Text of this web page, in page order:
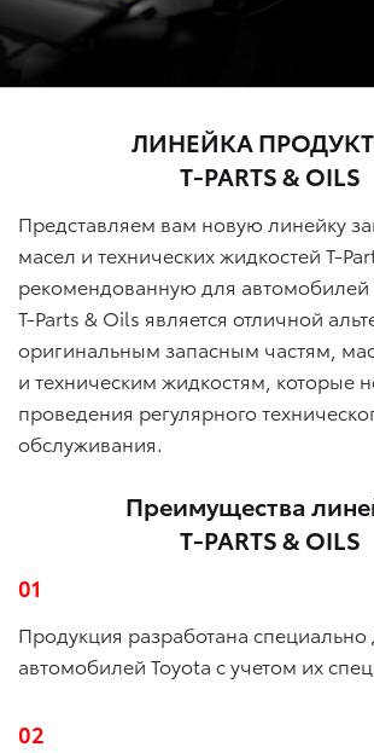
ЛИНЕЙКА
T-PARTS & OILS
Представляем вам новую линейку
масел и технических жидкостей T-
рекомендованную для автомобилей
T-Parts & Oils является отличной
оригинальным запасным частям,
и техническим жидкостям, которые
проведения регулярного
обслуживания.
Преимущества
T-PARTS & OILS
01
Продукция разработана специально
автомобилей Toyota с учетом их
02